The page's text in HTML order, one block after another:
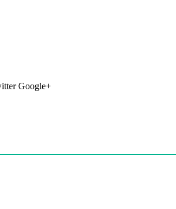
Google+